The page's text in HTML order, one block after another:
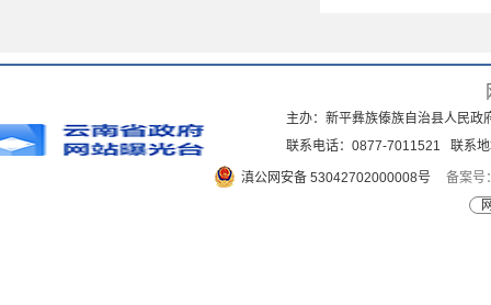
主办：新平彝族傣族自治县人民
联系电话：0877-7011521 联系
滇公网安备 53042702000008号
备案号